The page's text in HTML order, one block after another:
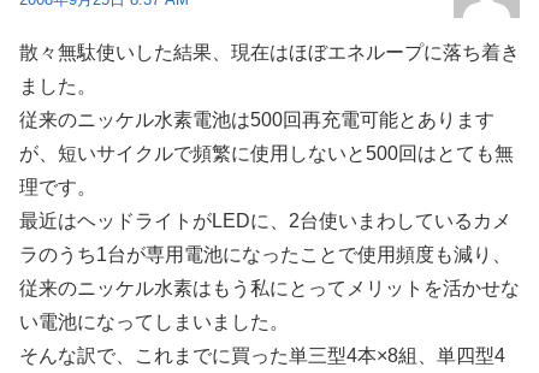
散々無駄使いした結果、現在はほぼエネループに落ち着き
ました。
従来のニッケル水素電池は500回再充電可能とあります
が、短いサイクルで頻繁に使用しないと500回はとても無
理です。
最近はヘッドライトがLEDに、2台使いまわしているカメ
ラのうち1台が専用電池になったことで使用頻度も減り、
従来のニッケル水素はもう私にとってメリットを活かせな
い電池になってしまいました。
そんな訳で、これまでに買った単三型4本×8組、単四型4